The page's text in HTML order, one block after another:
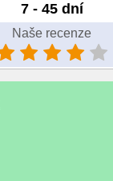
7 - 45 dní
Naše recenze